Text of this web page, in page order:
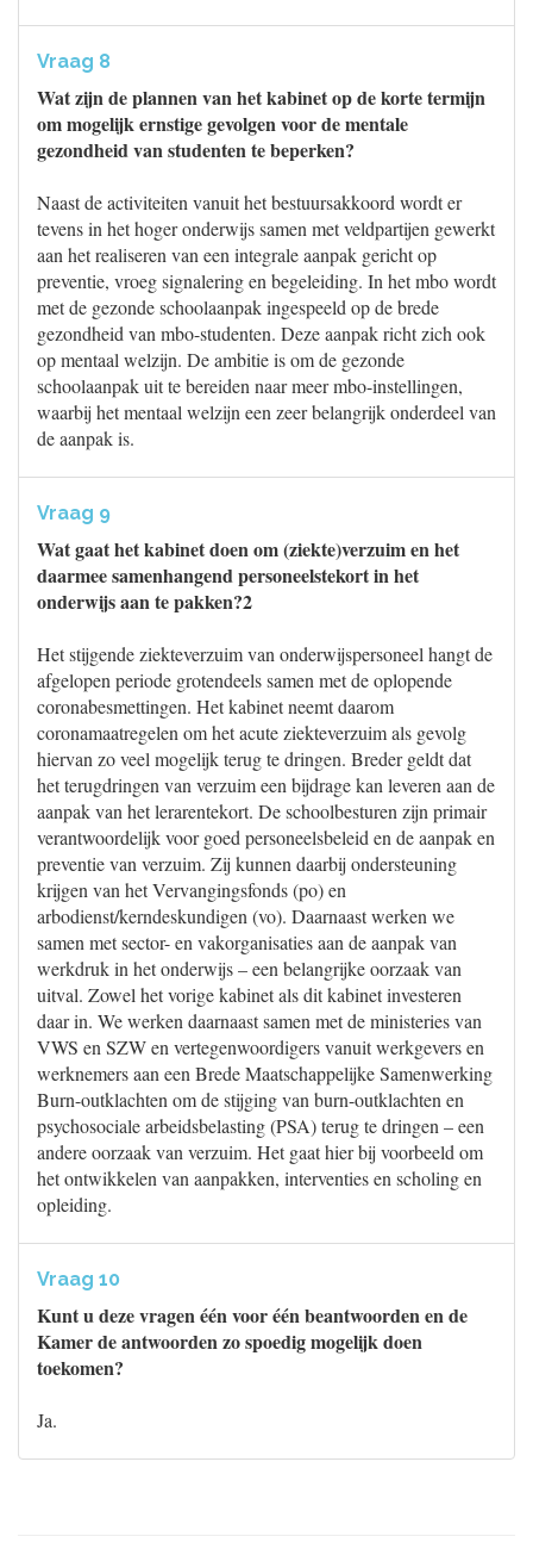
Vraag 8
Wat zijn de plannen van het kabinet op de korte termijn
om mogelijk ernstige gevolgen voor de mentale
gezondheid van studenten te beperken?
Naast de activiteiten vanuit het bestuursakkoord wordt er
tevens in het hoger onderwijs samen met veldpartijen gewerkt
aan het realiseren van een integrale aanpak gericht op
preventie, vroeg signalering en begeleiding. In het mbo wordt
met de gezonde schoolaanpak ingespeeld op de brede
gezondheid van mbo-studenten. Deze aanpak richt zich ook
op mentaal welzijn. De ambitie is om de gezonde
schoolaanpak uit te bereiden naar meer mbo-instellingen,
waarbij het mentaal welzijn een zeer belangrijk onderdeel van
de aanpak is.
Vraag 9
Wat gaat het kabinet doen om (ziekte)verzuim en het
daarmee samenhangend personeelstekort in het
onderwijs aan te pakken?2
Het stijgende ziekteverzuim van onderwijspersoneel hangt de
afgelopen periode grotendeels samen met de oplopende
coronabesmettingen. Het kabinet neemt daarom
coronamaatregelen om het acute ziekteverzuim als gevolg
hiervan zo veel mogelijk terug te dringen. Breder geldt dat
het terugdringen van verzuim een bijdrage kan leveren aan de
aanpak van het lerarentekort. De schoolbesturen zijn primair
verantwoordelijk voor goed personeelsbeleid en de aanpak en
preventie van verzuim. Zij kunnen daarbij ondersteuning
krijgen van het Vervangingsfonds (po) en
arbodienst/kerndeskundigen (vo). Daarnaast werken we
samen met sector- en vakorganisaties aan de aanpak van
werkdruk in het onderwijs – een belangrijke oorzaak van
uitval. Zowel het vorige kabinet als dit kabinet investeren
daar in. We werken daarnaast samen met de ministeries van
VWS en SZW en vertegenwoordigers vanuit werkgevers en
werknemers aan een Brede Maatschappelijke Samenwerking
Burn-outklachten om de stijging van burn-outklachten en
psychosociale arbeidsbelasting (PSA) terug te dringen – een
andere oorzaak van verzuim. Het gaat hier bij voorbeeld om
het ontwikkelen van aanpakken, interventies en scholing en
opleiding.
Vraag 10
Kunt u deze vragen één voor één beantwoorden en de
Kamer de antwoorden zo spoedig mogelijk doen
toekomen?
Ja.